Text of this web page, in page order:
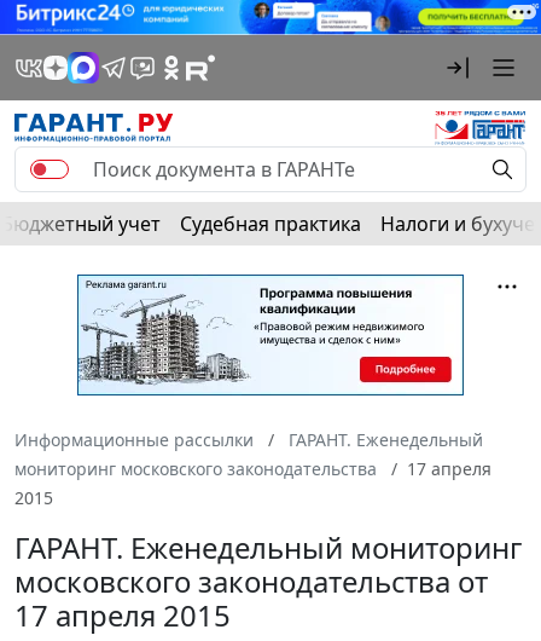
Бюджетный учет Судебная практика Налоги и
Информационные рассылки
ГАРАНТ. Еженедельный
мониторинг московского законодательства
17 апреля
2015
ГАРАНТ. Еженедельный мониторинг
московского законодательства от
17 апреля 2015